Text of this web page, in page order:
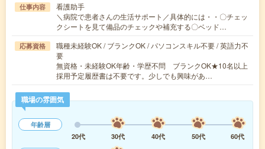
仕事内容
看護助手
＼病院で患者さんの生活サポート／具体的には・・〇チェッ
クシートを見て備品のチェックや補充する〇ベッド…
応募資格
職種未経験OK / ブランクOK / パソコンスキル不要 / 英語力不
要
無資格・未経験OK年齢・学歴不問 ブランクOK★10名以上
採用予定履歴書は不要です。少しでも興味があ…
職場の雰囲気
年齢層
20代
30代 40代 50代
60代